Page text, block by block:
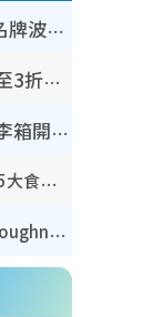
開倉優惠 | 尖沙咀海港城名牌波鞋開倉低至1折！On鞋$899起／Joy&Peace鞋履$98起
CHANEL美妝限時減價低至3折！人氣粉底/唇膏/精華液低至$275！COCO香水都有平
開倉優惠｜尖沙咀名牌行李箱開倉低至4折！一連5日 American Tourister/ace./Hallmark $200起！
【8月生日優惠2026】全港85大食買玩著數攻略 自助餐/火鍋放題同行免費＋誠品/DONKI送現金券
開倉優惠｜銅鑼灣時代廣場Doughnut/Campo Marzio開倉低至1折！背囊、書包、手袋劈價$200起